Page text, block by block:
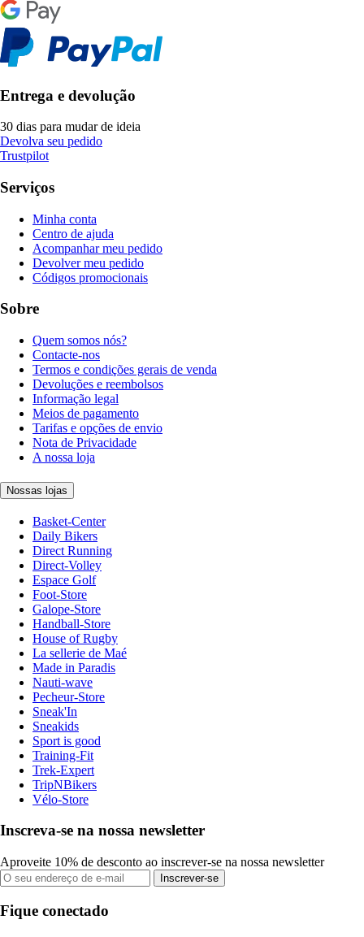
Entrega e devolução
30 dias para mudar de ideia
Devolva seu pedido
Trustpilot
Serviços
Minha conta
Centro de ajuda
Acompanhar meu pedido
Devolver meu pedido
Códigos promocionais
Sobre
Quem somos nós?
Contacte-nos
Termos e condições gerais de venda
Devoluções e reembolsos
Informação legal
Meios de pagamento
Tarifas e opções de envio
Nota de Privacidade
A nossa loja
Nossas lojas
Basket-Center
Daily Bikers
Direct Running
Direct-Volley
Espace Golf
Foot-Store
Galope-Store
Handball-Store
House of Rugby
La sellerie de Maé
Made in Paradis
Nauti-wave
Pecheur-Store
Sneak'In
Sneakids
Sport is good
Training-Fit
Trek-Expert
TripNBikers
Vélo-Store
Inscreva-se na nossa newsletter
Aproveite 10% de desconto ao inscrever-se na nossa newsletter
Inscrever-se
Fique conectado